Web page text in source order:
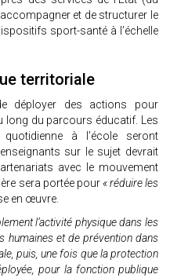
et de structurer le
sport-santé à l’échelle
territoriale
déployer des actions pour
long du parcours éducatif. Les
à l’école seront
sur le sujet devrait
avec le mouvement
sera portée pour « réduire les
en œuvre.
l’activité physique dans les
humaines et de prévention dans
puis, une fois que la protection
pour la fonction publique